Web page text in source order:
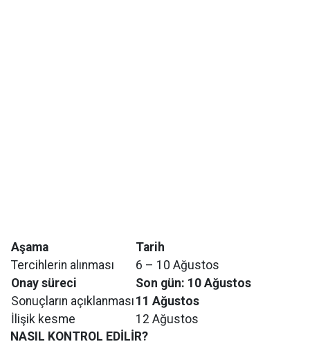
Aşama
Tarih
Tercihlerin alınması
6 – 10 Ağustos
Onay süreci
Son gün: 10 Ağustos
Sonuçların açıklanması 11 Ağustos
İlişik kesme
12 Ağustos
NASIL KONTROL EDİLİR?